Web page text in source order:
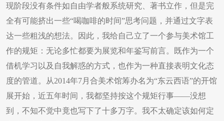
现阶段没有条件如自由学者般系统研究、著书立作，但是完
全有可能挤出一些“喝咖啡的时间”思考问题，并通过文字表
达一些粗浅的想法。因此，我给自己立了一个参与美术馆工
作的规矩：无论多忙都要为展览和年鉴写前言。既作为一个
借机学习以及自我解惑的方式，也作为一种直接表明文化态
度的管道。从2014年7月合美术馆筹办名为“东云西语”的开馆
展开始，近五年时间，我都坚持按这个规矩行事——没想
到，不知不觉中竟也写下了十多万字。我不太确定该如何定